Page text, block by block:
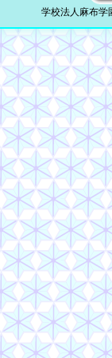
学校法人麻布学